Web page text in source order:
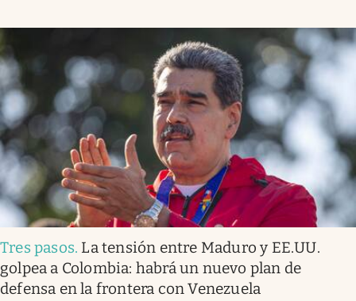
Tres pasos. La tensión entre Maduro y EE.UU.
golpea a Colombia: habrá un nuevo plan de
defensa en la frontera con Venezuela